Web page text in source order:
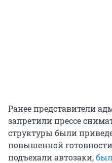
Ранее представители
запретили прессе
структуры были
повышенной
подъехали автозаки,